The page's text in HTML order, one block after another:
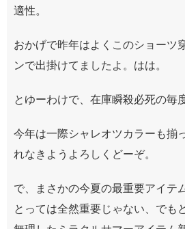
適性。
おかげで昨年はよくこのショーツ
ンで出掛けてましたよ。はは。
とゆーわけで、在庫瞬殺必死の毎
今年は一際シャレオツカラーも揃
れなきようよろしくどーぞ。
で、まさかの今夏の最重要アイテ
とっては全然重要じゃない、でも